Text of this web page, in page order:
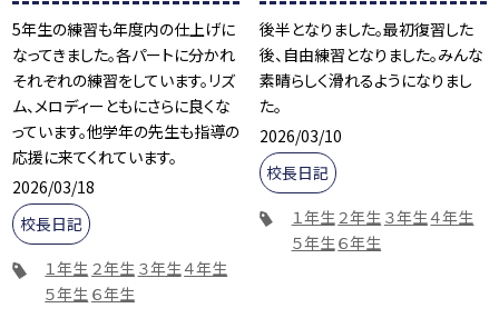
5年生の練習も年度内の仕上げに
なってきました。各パートに分かれ
それぞれの練習をしています。リズ
ム、メロディーともにさらに良くな
っています。他学年の先生も指導の
応援に来てくれています。
2026/03/18
校長日記
１年生 ２年生 ３年生４年生
５年生 ６年生
後半となりました。最初復習した
後、自由練習となりました。みんな
素晴らしく滑れるようになりまし
た。
2026/03/10
校長日記
１年生 ２年生 ３年生４年生
５年生 ６年生